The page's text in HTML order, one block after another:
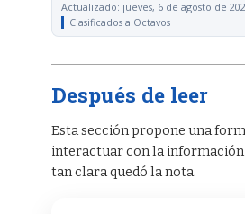
Actualizado: jueves, 6 de agosto de
Clasificados a Octavos
Después de leer
Esta sección propone una
interactuar con la
tan clara quedó la nota.